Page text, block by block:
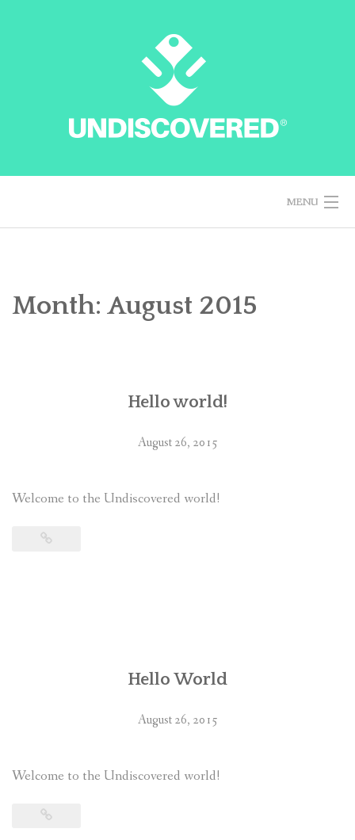
MENU
Month: August 2015
Hello world!
August 26, 2015
Welcome to the Undiscovered world!
Hello World
August 26, 2015
Welcome to the Undiscovered world!